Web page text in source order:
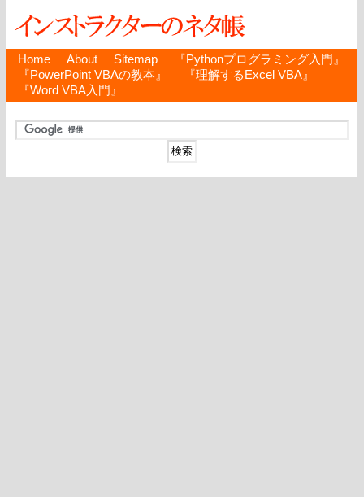
Home About Sitemap
『Pythonプログラミング入門』
『PowerPoint VBAの教本』
『理解するExcel VBA』
『Word VBA入門』